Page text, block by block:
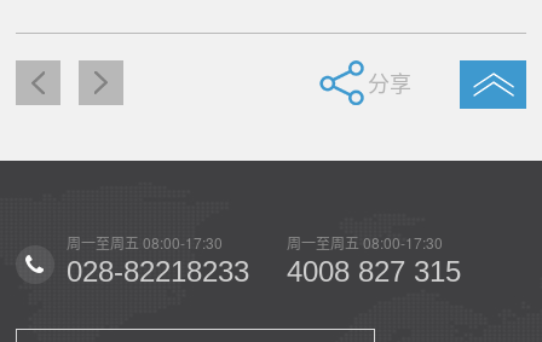
分享
周一至周五 08:00-17:30
4008 827 315
周一至周五 08:00-17:30
028-82218233